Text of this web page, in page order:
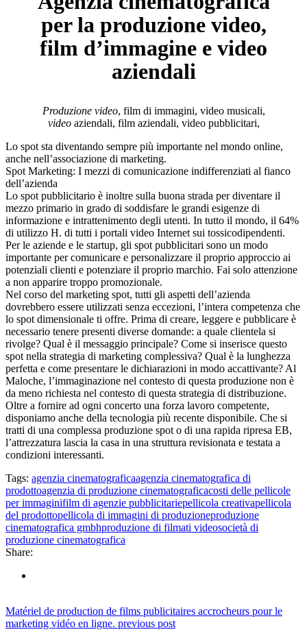
per la produzione video,
film d’immagine e video
aziendali
Produzione video, film di immagini, video musicali,
videoaziendali, film aziendali, video pubblicitari,
Lo spot sta diventando sempre più importante nel mondo online,
anche nell’associazione di marketing.
Spot Marketing: I mezzi di comunicazione indifferenziati al fianco
dell’azienda
Lo spot pubblicitario è inoltre sulla buona strada per diventare il
mezzo primario in grado di soddisfare le grandi esigenze di
informazione e intrattenimento degli utenti. In tutto il mondo, il 64%
di utilizzo H. di tutti i portali video Internet sui tossicodipendenti.
Per le aziende e le startup, gli spot pubblicitari sono un modo
importante per comunicare e personalizzare il proprio approccio ai
potenziali clienti e potenziare il proprio marchio. Fai solo attenzione
a non apparire troppo promozionale.
Nel corso del marketing spot, tutti gli aspetti dell’azienda
dovrebbero essere utilizzati senza eccezioni, l’intera competenza che
lo spot dimensionale ti offre. Prima di creare, leggere e pubblicare è
necessario tenere presenti diverse domande: a quale clientela si
rivolge? Qual è il messaggio principale? Come si inserisce questo
spot nella strategia di marketing complessiva? Qual è la lunghezza
perfetta e come presentare le dichiarazioni in modo accattivante? Al
Maloche, l’immaginazione nel contesto di questa produzione non è
da meno richiesta nel contesto di questa strategia di distribuzione.
Oltre a fornire ad ogni concerto una forza lavoro competente,
disponiamo anche della tecnologia più recente disponibile. Che si
tratti di una complessa produzione spot o di una rapida ripresa EB,
l’attrezzatura lascia la casa in una struttura revisionata e testata a
condizioni interessanti.
Tags: agenzia cinematograficaagenzia cinematografica di
prodottoagenzia di produzione cinematograficacosti delle pellicole
per immaginifilm di agenzie pubblicitariepellicola creativapellicola
del prodottopellicola di immagini di produzioneproduzione
cinematografica gmbhproduzione di filmati videosocietà di
produzione cinematografica
Share:
Matériel de production de films publicitaires accrocheurs pour le
marketing vidéo en ligne. previous post